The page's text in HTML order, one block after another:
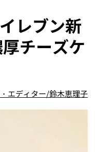
レブン新
チーズケ
エディター/鈴木恵理子